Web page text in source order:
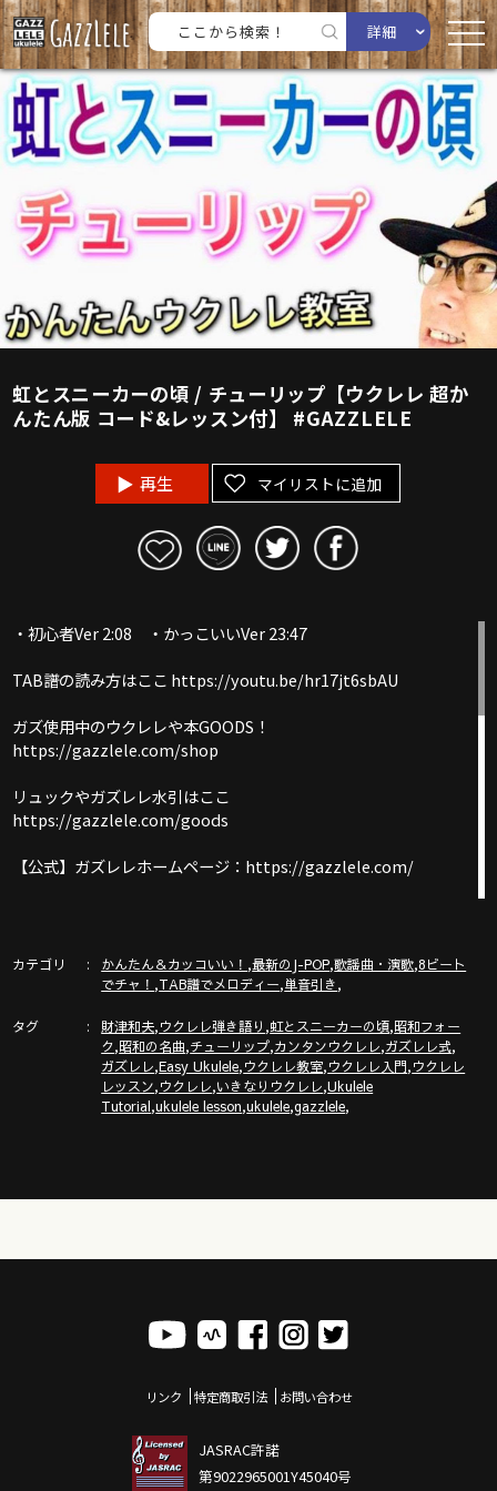
詳細
虹とスニーカーの頃 / チューリップ【ウクレレ 超か
んたん版 コード&レッスン付】 #GAZZLELE
再生 マイリストに追加
・初心者Ver 2:08 ・かっこいいVer 23:47
TAB譜の読み方はここ https://youtu.be/hr17jt6sbAU
ガズ使用中のウクレレや本GOODS！
https://gazzlele.com/shop
リュックやガズレレ水引はここ
https://gazzlele.com/goods
【公式】ガズレレホームページ：https://gazzlele.com/
新発売ガズレシピの本！
「ガズクラブ」の詳細はこちら！ガズノート楽譜毎月５曲GET
& 楽しいコミュニティ
https://gazzlele.com/gazzclub/
https://www.youtube.com/channel/UC8YUGZF76p-
ウクレレ初心者レッスン動画シリーズ
https://gazzlele.com/beginner/
ガズレレのアプリ「ガズレシピ」
カテゴリ かんたん＆カッコいい！ ,最新のJ-POP,歌謡曲・演歌,8ビート
でチャ！ ,TAB譜でメロディー,単音引き,
タグ 財津和夫,ウクレレ弾き語り ,虹とスニーカーの頃,昭和フォー
ク,昭和の名曲,チューリップ,カンタンウクレレ,ガズレレ式,
ガズレレ,Easy Ukulele,ウクレレ教室,ウクレレ入門,ウクレレ
レッスン,ウクレレ,いきなりウクレレ,Ukulele
Tutorial,ukulele lesson,ukulele,gazzlele,
リンク 特定商取引法 お問い合わせ
JASRAC許諾
第9022965001Y45040号